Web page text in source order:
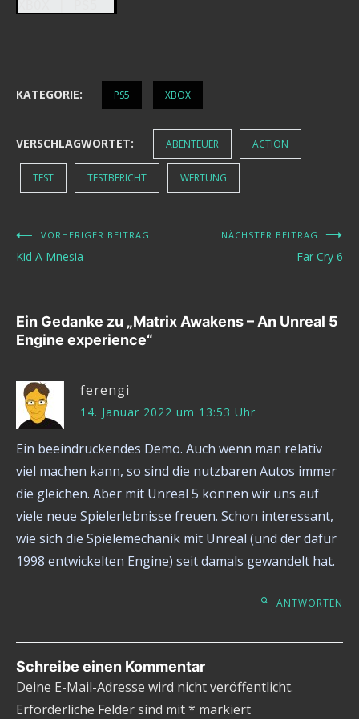
KATEGORIE: PS5 XBOX
VERSCHLAGWORTET: ABENTEUER ACTION
TEST TESTBERICHT WERTUNG
Beitragsnavigation
VORHERIGER BEITRAG
Kid A Mnesia
NÄCHSTER BEITRAG
Far Cry 6
Ein Gedanke zu „Matrix Awakens – An Unreal 5
Engine experience“
ferengi
14. Januar 2022 um 13:53 Uhr
Ein beeindruckendes Demo. Auch wenn man relativ
viel machen kann, so sind die nutzbaren Autos immer
die gleichen. Aber mit Unreal 5 können wir uns auf
viele neue Spielerlebnisse freuen. Schon interessant,
wie sich die Spielemechanik mit Unreal (und der dafür
1998 entwickelten Engine) seit damals gewandelt hat.
ANTWORTEN
Schreibe einen Kommentar
Deine E-Mail-Adresse wird nicht veröffentlicht.
Erforderliche Felder sind mit* markiert